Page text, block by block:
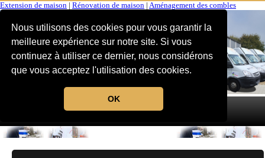
Nous utilisons des cookies pour vous garantir la
meilleure expérience sur notre site. Si vous
continuez à utiliser ce dernier, nous considérons
que vous acceptez l'utilisation des cookies.
OK
Extension de maison Rénovation de maison Aménagement des combles
MENU